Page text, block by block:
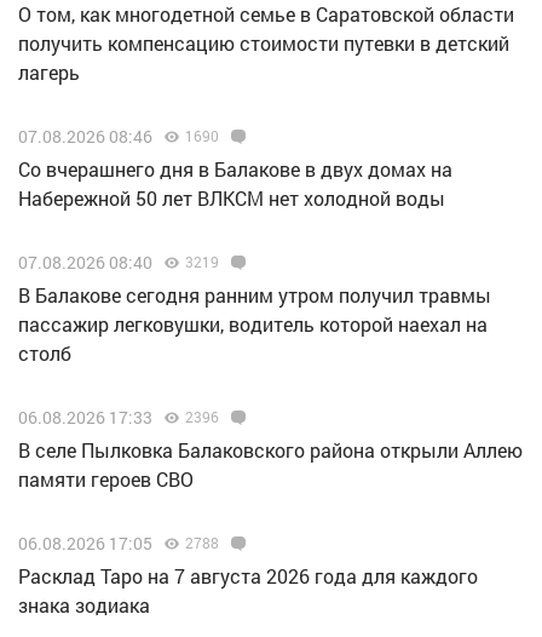
О том, как многодетной семье в Саратовской области
получить компенсацию стоимости путевки в детский
лагерь
07.08.2026 08:46 1690
Со вчерашнего дня в Балакове в двух домах на
Набережной 50 лет ВЛКСМ нет холодной воды
07.08.2026 08:40 3219
В Балакове сегодня ранним утром получил травмы
пассажир легковушки, водитель которой наехал на
столб
06.08.2026 17:33 2396
В селе Пылковка Балаковского района открыли Аллею
памяти героев СВО
06.08.2026 17:05 2788
Расклад Таро на 7 августа 2026 года для каждого
знака зодиака